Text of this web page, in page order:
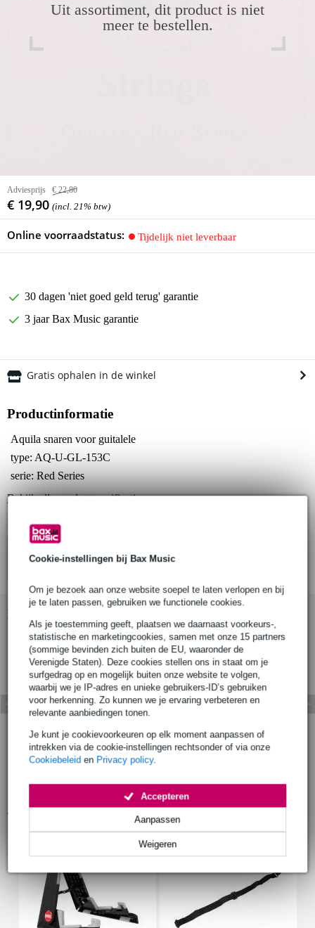
Cookie-instellingen bij Bax Music
Om je bezoek aan onze website soepel te laten verlopen en bij
je te laten passen, gebruiken we functionele cookies.
Als je toestemming geeft, plaatsen we daarnaast voorkeurs-,
statistische en marketingcookies, samen met onze 15 partners
(sommige bevinden zich buiten de EU, waaronder de
Verenigde Staten). Deze cookies stellen ons in staat om je
surfgedrag op en mogelijk buiten onze website te volgen,
waarbij we je IP-adres en unieke gebruikers-ID’s gebruiken
voor herkenning. Zo kunnen we je ervaring verbeteren en
relevante aanbiedingen tonen.
Je kunt je cookievoorkeuren op elk moment aanpassen of
intrekken via de cookie-instellingen rechtsonder of via onze
Cookiebeleid en Privacy policy.
Weigeren
Aanpassen
Accepteren
Uit assortiment, dit product is niet
meer te bestellen.
Adviesprijs € 22,80
€ 19,90 (incl. 21% btw)
Online voorraadstatus: Tijdelijk niet leverbaar
30 dagen 'niet goed geld terug' garantie
3 jaar Bax Music garantie
Gratis ophalen in de winkel
Productinformatie
Aquila snaren voor guitalele
type: AQ-U-GL-153C
serie: Red Series
Bekijk alle productspecificaties
Bekijk ook eens (4)
Bekijk ook eens (7)
Accessoires (7)